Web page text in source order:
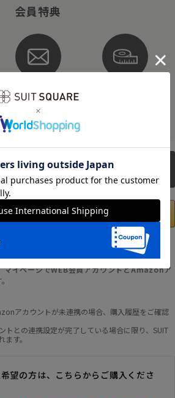
会員特典
メルマガ配信
ざまなキャンペーンを予定しています。
新規会員登録
を使用して、お支払いおよび新規WEB会員登
マイページでWEB会員アカウントとAmazonア
アカウントが未連携の場合、購入履歴をご確認
トとの連携設定が完了している場合に限り、SUIT
す。
望の方は、こちらからご購入くださ